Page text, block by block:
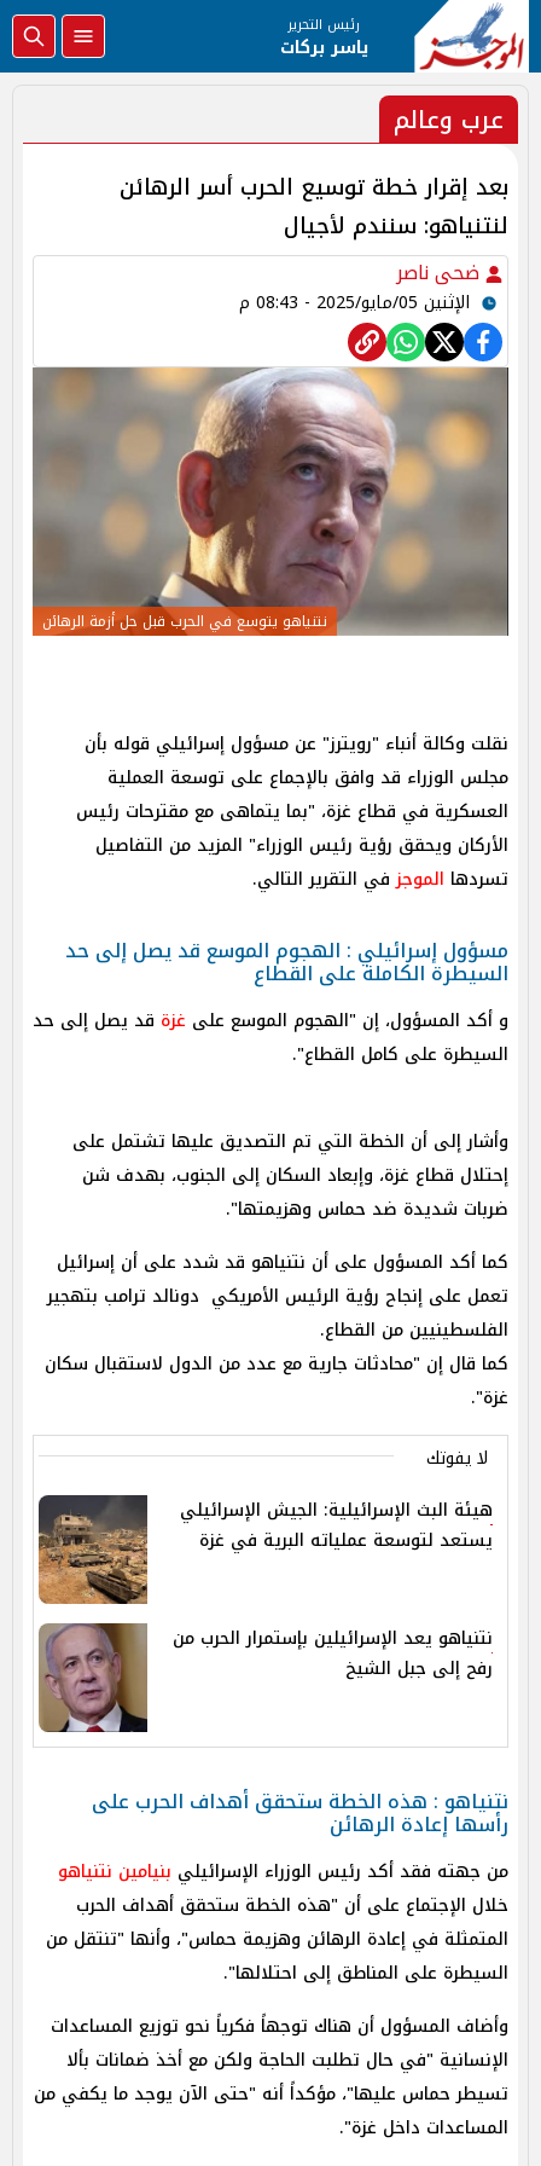
رئيس التحرير
ياسر بركات
عرب وعالم
بعد إقرار خطة توسيع الحرب أسر الرهائن
لنتنياهو: سنندم لأجيال
ضحى ناصر
الإثنين 05/مايو/2025 - 08:43 م
نتنياهو يتوسع في الحرب قبل حل أزمة الرهائن
نقلت وكالة أنباء "رويترز" عن مسؤول إسرائيلي قوله بأن
مجلس الوزراء قد وافق بالإجماع على توسعة العملية
العسكرية في قطاع غزة، "بما يتماهى مع مقترحات رئيس
الأركان ويحقق رؤية رئيس الوزراء" المزيد من التفاصيل
تسردها الموجزفي التقرير التالي.
مسؤول إسرائيلي : الهجوم الموسع قد يصل إلى حد
السيطرة الكاملة على القطاع
و أكد المسؤول، إن "الهجوم الموسع على غزة قد يصل إلى حد
السيطرة على كامل القطاع".
وأشار إلى أن الخطة التي تم التصديق عليها تشتمل على
إحتلال قطاع غزة، وإبعاد السكان إلى الجنوب، بهدف شن
ضربات شديدة ضد حماس وهزيمتها".
كما أكد المسؤول على أن نتنياهو قد شدد على أن إسرائيل
تعمل على إنجاح رؤية الرئيس الأمريكي دونالد ترامب بتهجير
الفلسطينيين من القطاع.
كما قال إن "محادثات جارية مع عدد من الدول لاستقبال سكان
غزة".
لا يفوتك
هيئة البث الإسرائيلية: الجيش الإسرائيلي
يستعد لتوسعة عملياته البرية في غزة
نتنياهو يعد الإسرائيلين بإستمرار الحرب من
رفح إلى جبل الشيخ
نتنياهو : هذه الخطة ستحقق أهداف الحرب على
رأسها إعادة الرهائن
من جهته فقد أكد رئيس الوزراء الإسرائيلي بنيامين نتنياهو
خلال الإجتماع على أن "هذه الخطة ستحقق أهداف الحرب
المتمثلة في إعادة الرهائن وهزيمة حماس"، وأنها "تنتقل من
السيطرة على المناطق إلى احتلالها".
وأضاف المسؤول أن هناك توجهاً فكرياً نحو توزيع المساعدات
الإنسانية "في حال تطلبت الحاجة ولكن مع أخذ ضمانات بألا
تسيطر حماس عليها"، مؤكداً أنه "حتى الآن يوجد ما يكفي من
المساعدات داخل غزة".